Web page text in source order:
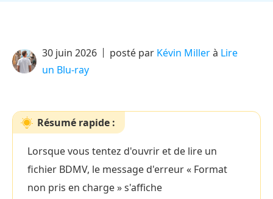
30 juin 2026 posté par Kévin Millerà Lire
un Blu-ray
Résumé rapide :
Lorsque vous tentez d'ouvrir et de lire un
fichier BDMV, le message d'erreur « Format
non pris en charge » s'affiche